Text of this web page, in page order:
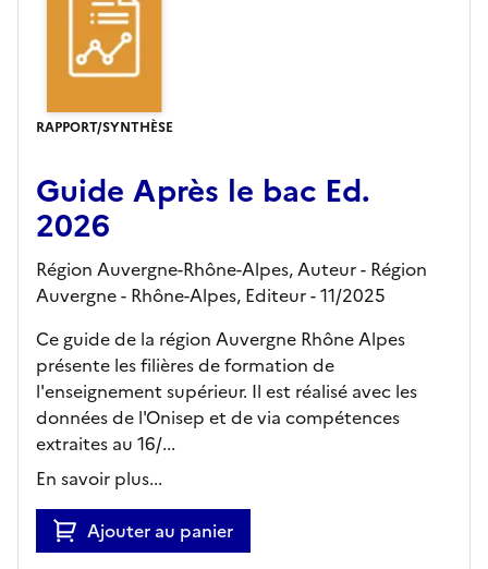
RAPPORT/SYNTHÈSE
Guide Après le bac Ed.
2026
Région Auvergne-Rhône-Alpes, Auteur - Région
Auvergne - Rhône-Alpes, Editeur- 11/2025
Ce guide de la région Auvergne Rhône Alpes
présente les filières de formation de
l'enseignement supérieur. Il est réalisé avec les
données de l'Onisep et de via compétences
extraites au 16/...
En savoir plus...
Ajouter au panier